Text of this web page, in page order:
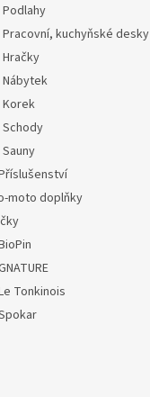
Podlahy
Pracovní, kuchyňské desky
Hračky
Nábytek
Korek
Schody
Sauny
moto doplňky
Tonkinois